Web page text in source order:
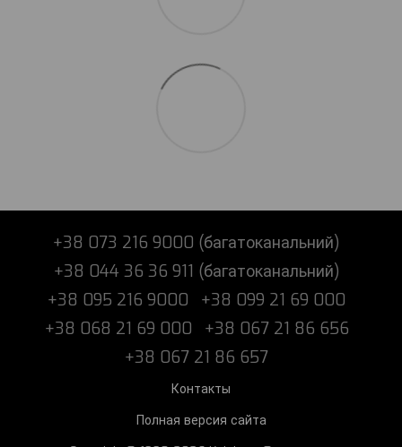
+38 073 216 9000 (багатоканальний)
+38 044 36 36 911 (багатоканальний)
+38 095 216 9000
+38 099 21 69 000
+38 068 21 69 000
+38 067 21 86 656
+38 067 21 86 657
Контакты
Полная версия сайта